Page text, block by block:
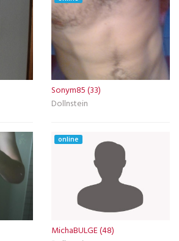
Sonym85 (33)
Dollnstein
online
MichaBULGE (48)